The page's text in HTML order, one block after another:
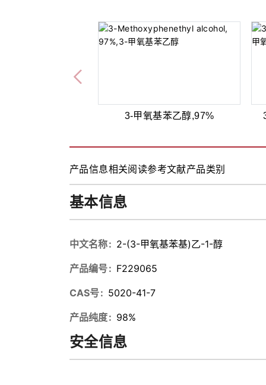
3-甲氧基苯乙醇,97%
产品信息相关阅读参考文献产品类别
基本信息
中文名称 2-(3-甲氧基苯基)乙-1-醇
产品编号 F229065
CAS号 5020-41-7
产品纯度 98%
安全信息